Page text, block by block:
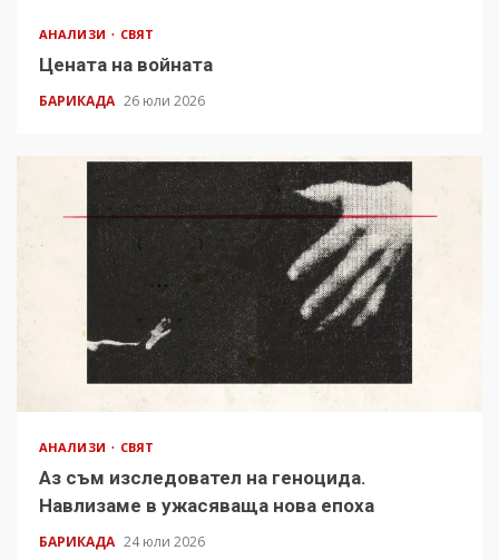
АНАЛИЗИ СВЯТ
Цената на войната
БАРИКАДА 26 юли 2026
АНАЛИЗИ СВЯТ
Аз съм изследовател на геноцида.
Навлизаме в ужасяваща нова епоха
БАРИКАДА 24 юли 2026